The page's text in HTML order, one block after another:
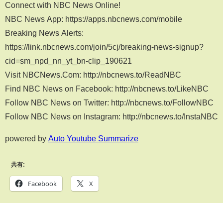
Connect with NBC News Online!
NBC News App: https://apps.nbcnews.com/mobile
Breaking News Alerts:
https://link.nbcnews.com/join/5cj/breaking-news-signup?
cid=sm_npd_nn_yt_bn-clip_190621
Visit NBCNews.Com: http://nbcnews.to/ReadNBC
Find NBC News on Facebook: http://nbcnews.to/LikeNBC
Follow NBC News on Twitter: http://nbcnews.to/FollowNBC
Follow NBC News on Instagram: http://nbcnews.to/InstaNBC
powered by Auto Youtube Summarize
共有:
Facebook X